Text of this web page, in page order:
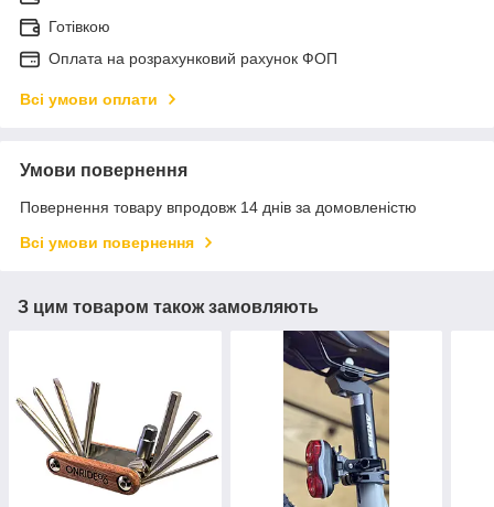
Готівкою
Оплата на розрахунковий рахунок ФОП
Всі умови оплати
Умови повернення
Повернення товару впродовж 14 днів за домовленістю
Всі умови повернення
З цим товаром також замовляють